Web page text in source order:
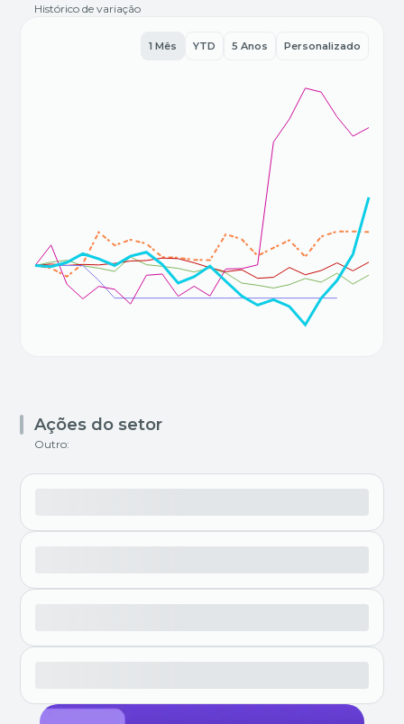
Histórico de variação
1 Mês YTD 5 Anos Personalizado
Ações do setor
Outro: